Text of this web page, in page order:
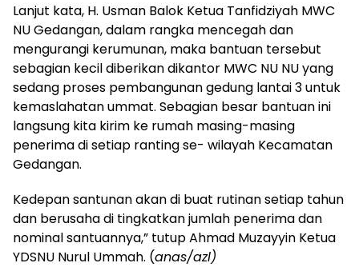
Lanjut kata, H. Usman Balok Ketua Tanfidziyah MWC
NU Gedangan, dalam rangka mencegah dan
mengurangi kerumunan, maka bantuan tersebut
sebagian kecil diberikan dikantor MWC NU NU yang
sedang proses pembangunan gedung lantai 3 untuk
kemaslahatan ummat. Sebagian besar bantuan ini
langsung kita kirim ke rumah masing-masing
penerima di setiap ranting se- wilayah Kecamatan
Gedangan.
Kedepan santunan akan di buat rutinan setiap tahun
dan berusaha di tingkatkan jumlah penerima dan
nominal santuannya,” tutup Ahmad Muzayyin Ketua
YDSNU Nurul Ummah. (anas/azl)